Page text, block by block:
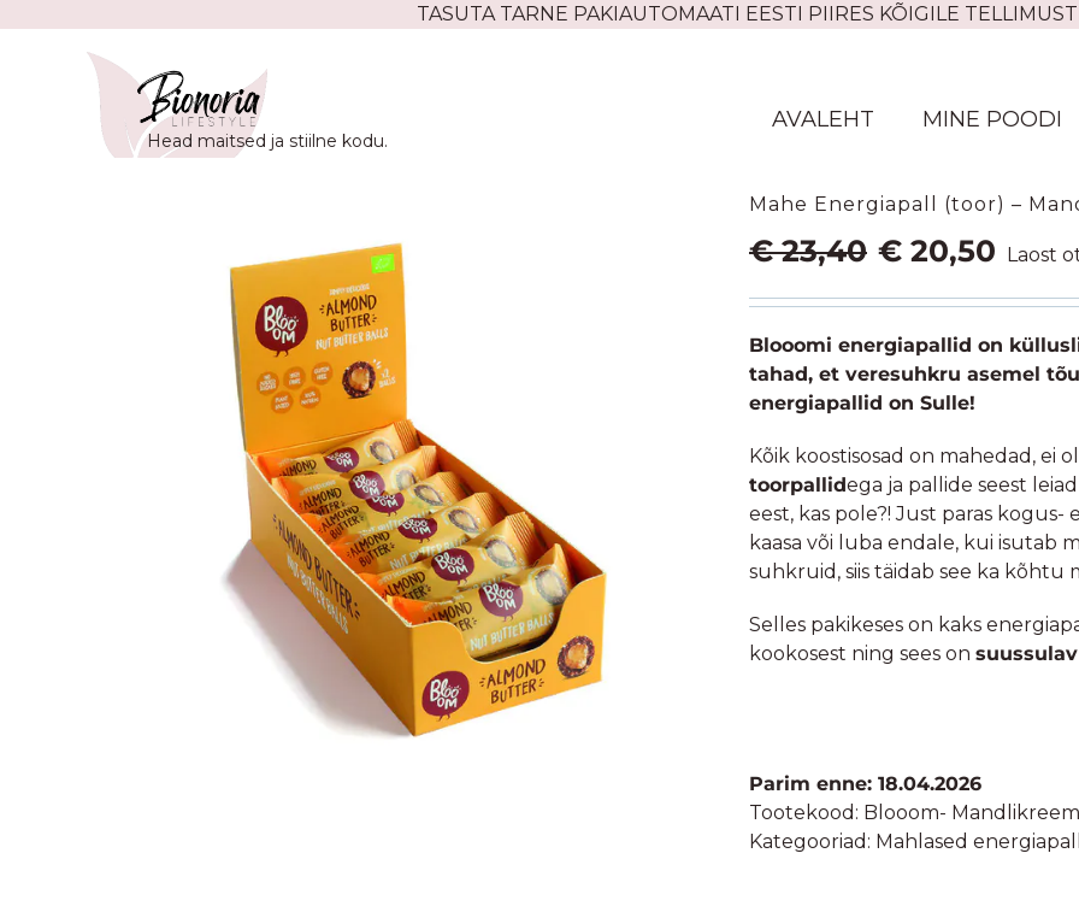
TASUTA TARNE PAKIAUTOMAATI EESTI PIIRES KÕIGILE
Head maitsed ja stiilne kodu.
AVALEHT MINE POODI
Mahe Energiapall (toor) –
€23,40 Algne
hind
oli:
€ 20,50
on:
Laost
Blooomi energiapallid on
tahad, et veresuhkru asemel
energiapallid on Sulle!
Kõik koostisosad on mahedad,
toorpallidega ja pallide seest
eest, kas pole?! Just paras
kaasa või luba endale, kui isutab
suhkruid, siis täidab see ka kõhtu
Selles pakikeses on kaks
kookosest ning sees on
Parim enne: 18.04.2026
Tootekood: Blooom-
Kategooriad: Mahlased